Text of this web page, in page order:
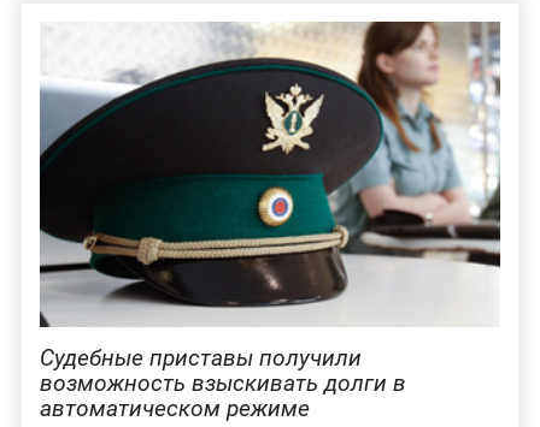
Судебные приставы получили
возможность взыскивать долги в
автоматическом режиме